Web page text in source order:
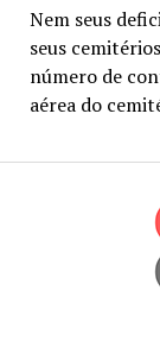
Nem seus
seus
número de
aérea do